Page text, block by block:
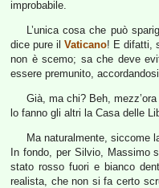
improbabile.
L’unica cosa che può
dice pure ilVaticano! E difatti,
non è scemo; sa che deve
essere premunito,
Già, ma chi? Beh,
lo fanno gli altri la Casa delle
Ma naturalmente, siccome
In fondo, per Silvio, Massimo
stato rosso fuori e bianco
realista, che non si fa certo